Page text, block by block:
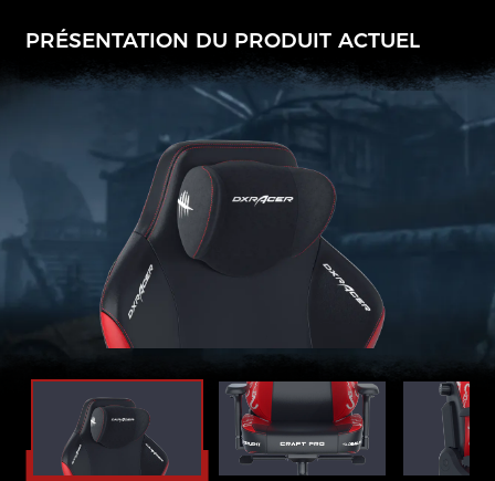
PRÉSENTATION DU PRODUIT ACTUEL